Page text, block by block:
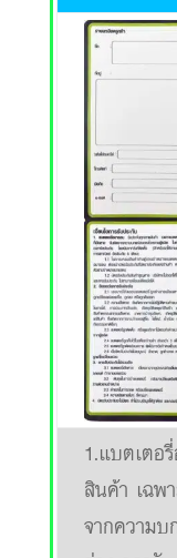
1.แบตเตอ
สินค้า เฉพ
จากความ